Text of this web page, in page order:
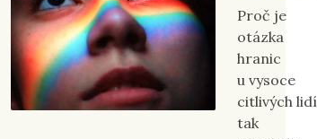
Proč je
otázka
hranic
u vysoce
citlivých lidí
tak